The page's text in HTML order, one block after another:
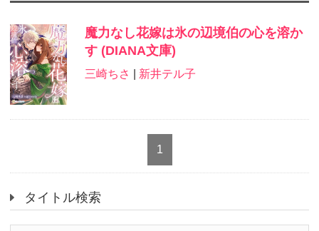
魔力なし花嫁は氷の辺境伯の心を溶か
す (DIANA文庫)
三崎ちさ 新井テル子
1
タイトル検索